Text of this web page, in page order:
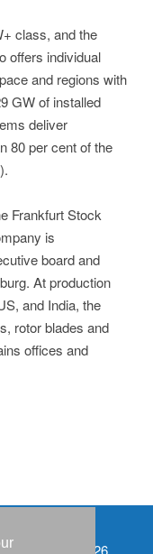
class, and the
offers individual
and regions with
GW of installed
deliver
80 per cent of the
Frankfurt Stock
is
board and
At production
and India, the
rotor blades and
offices and
© IWR 2026